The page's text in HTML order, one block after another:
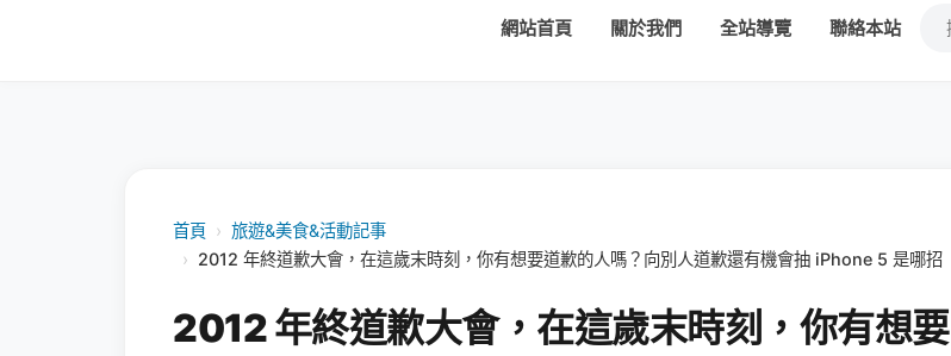
網站首頁 關於我們 全站導覽 聯絡本站
首頁 › 旅遊&美食&活動記事
› 2012 年終道歉大會，在這歲末時刻，你有想要道歉的人嗎？向別人道歉還有機會抽 iPhone 5 是哪招
2012 年終道歉大會，在這歲末時刻，你有想要